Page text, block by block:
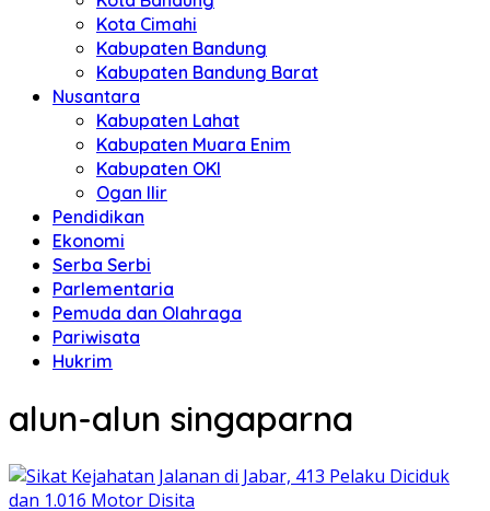
Kota Cimahi
Kabupaten Bandung
Kabupaten Bandung Barat
Nusantara
Kabupaten Lahat
Kabupaten Muara Enim
Kabupaten OKI
Ogan Ilir
Pendidikan
Ekonomi
Serba Serbi
Parlementaria
Pemuda dan Olahraga
Pariwisata
Hukrim
alun-alun singaparna